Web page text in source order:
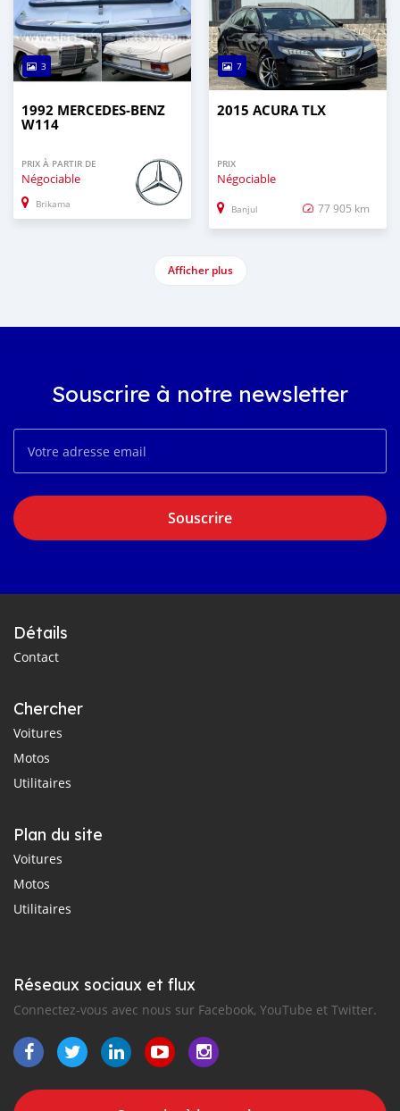
3
1992 MERCEDES-BENZ
W114
PRIX À PARTIR DE
Négociable
Brikama
7
2015 ACURA TLX
PRIX
Négociable
Banjul 77 905 km
Afficher plus
Souscrire à notre newsletter
Souscrire
Détails
Contact
Chercher
Voitures
Motos
Utilitaires
Plan du site
Voitures
Motos
Utilitaires
Réseaux sociaux et flux
Connectez-vous avec nous sur Facebook, YouTube et Twitter.